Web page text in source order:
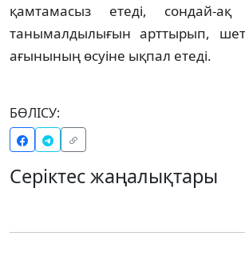
қамтамасыз етеді, сондай-ақ
танымалдылығын арттырып,
ағынының өсуіне ықпал етеді.
БӨЛІСУ:
Серіктес жаңалықтары